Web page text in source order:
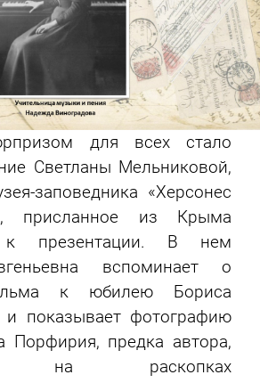
для всех стало
Светланы Мельниковой,
заповедника «Херсонес
присланное из Крыма
к презентации. В нем
вспоминает о
к юбилею Бориса
и показывает фотографию
Порфирия, предка автора,
на раскопках